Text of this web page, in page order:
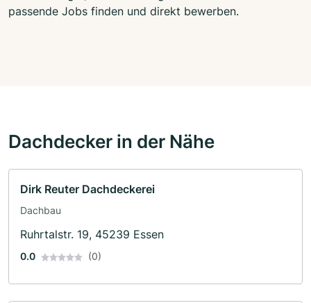
passende Jobs finden und direkt bewerben.
Dachdecker in der Nähe
Dirk Reuter Dachdeckerei
Dachbau
Ruhrtalstr. 19, 45239 Essen
0.0 (0)